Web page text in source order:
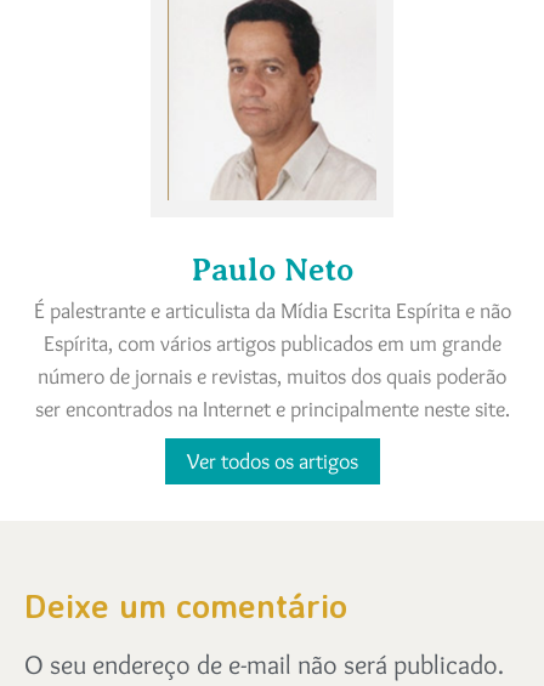
Paulo Neto
É palestrante e articulista da Mídia Escrita Espírita e não
Espírita, com vários artigos publicados em um grande
número de jornais e revistas, muitos dos quais poderão
ser encontrados na Internet e principalmente neste site.
Ver todos os artigos
Deixe um comentário
O seu endereço de e-mail não será publicado.